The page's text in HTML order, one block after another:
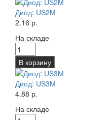
Диод: US2M
2.16 р.
На складе
В корзину
Диод: US3M
4.88 р.
На складе